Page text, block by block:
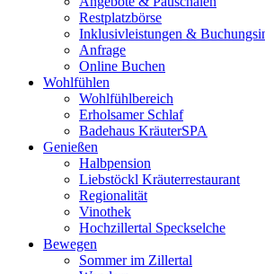
Restplatzbörse
Inklusivleistungen &
Anfrage
Online Buchen
Wohlfühlen
Wohlfühlbereich
Erholsamer Schlaf
Badehaus KräuterSPA
Genießen
Halbpension
Liebstöckl Kräuterrestaurant
Regionalität
Vinothek
Hochzillertal Speckselche
Bewegen
Sommer im Zillertal